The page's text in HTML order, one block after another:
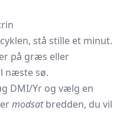
stå stille et minut.
på græs eller
næste sø.
DMI/Yr og vælg en
modsatbredden, du vil